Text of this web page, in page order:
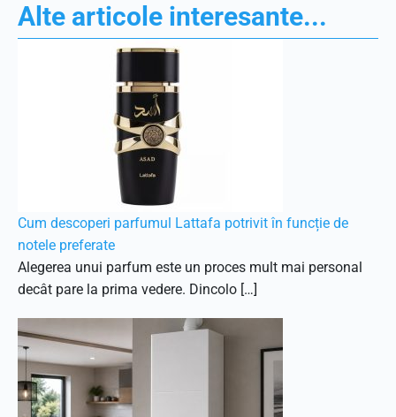
Alte articole interesante...
Cum descoperi parfumul Lattafa potrivit în funcție de
notele preferate
Alegerea unui parfum este un proces mult mai personal
decât pare la prima vedere. Dincolo […]